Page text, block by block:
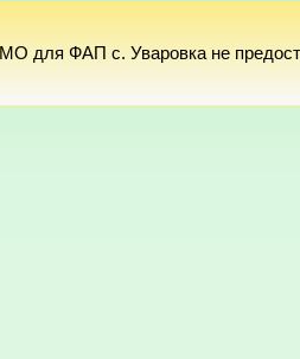
МО для ФАП с. Уваровка не